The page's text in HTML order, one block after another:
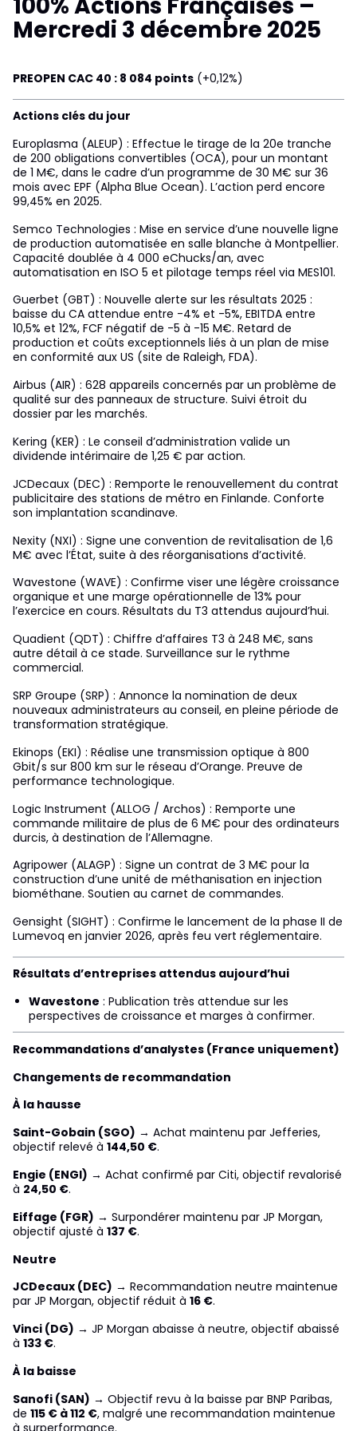
100% Actions Françaises –
Mercredi 3 décembre 2025
PREOPEN CAC 40 : 8 084 points (+0,12%)
Actions clés du jour
Europlasma (ALEUP) : Effectue le tirage de la 20e tranche
de 200 obligations convertibles (OCA), pour un montant
de 1 M€, dans le cadre d’un programme de 30 M€ sur 36
mois avec EPF (Alpha Blue Ocean). L’action perd encore
99,45% en 2025.
Semco Technologies : Mise en service d’une nouvelle ligne
de production automatisée en salle blanche à Montpellier.
Capacité doublée à 4 000 eChucks/an, avec
automatisation en ISO 5 et pilotage temps réel via MES101.
Guerbet (GBT) : Nouvelle alerte sur les résultats 2025 :
baisse du CA attendue entre -4% et -5%, EBITDA entre
10,5% et 12%, FCF négatif de -5 à -15 M€. Retard de
production et coûts exceptionnels liés à un plan de mise
en conformité aux US (site de Raleigh, FDA).
Airbus (AIR) : 628 appareils concernés par un problème de
qualité sur des panneaux de structure. Suivi étroit du
dossier par les marchés.
Kering (KER) : Le conseil d’administration valide un
dividende intérimaire de 1,25 € par action.
JCDecaux (DEC) : Remporte le renouvellement du contrat
publicitaire des stations de métro en Finlande. Conforte
son implantation scandinave.
Nexity (NXI) : Signe une convention de revitalisation de 1,6
M€ avec l’État, suite à des réorganisations d’activité.
Wavestone (WAVE) : Confirme viser une légère croissance
organique et une marge opérationnelle de 13% pour
l’exercice en cours. Résultats du T3 attendus aujourd’hui.
Quadient (QDT) : Chiffre d’affaires T3 à 248 M€, sans
autre détail à ce stade. Surveillance sur le rythme
commercial.
SRP Groupe (SRP) : Annonce la nomination de deux
nouveaux administrateurs au conseil, en pleine période de
transformation stratégique.
Ekinops (EKI) : Réalise une transmission optique à 800
Gbit/s sur 800 km sur le réseau d’Orange. Preuve de
performance technologique.
Logic Instrument (ALLOG / Archos) : Remporte une
commande militaire de plus de 6 M€ pour des ordinateurs
durcis, à destination de l’Allemagne.
Agripower (ALAGP) : Signe un contrat de 3 M€ pour la
construction d’une unité de méthanisation en injection
biométhane. Soutien au carnet de commandes.
Gensight (SIGHT) : Confirme le lancement de la phase II de
Lumevoq en janvier 2026, après feu vert réglementaire.
Résultats d’entreprises attendus aujourd’hui
Wavestone : Publication très attendue sur les
perspectives de croissance et marges à confirmer.
Recommandations d’analystes (France uniquement)
Changements de recommandation
À la hausse
Saint-Gobain (SGO) → Achat maintenu par Jefferies,
objectif relevé à 144,50 €.
Engie (ENGI) → Achat confirmé par Citi, objectif revalorisé
à 24,50 €.
Eiffage (FGR) → Surpondérer maintenu par JP Morgan,
objectif ajusté à 137 €.
Neutre
JCDecaux (DEC) → Recommandation neutre maintenue
par JP Morgan, objectif réduit à 16 €.
Vinci (DG) → JP Morgan abaisse à neutre, objectif abaissé
à 133 €.
À la baisse
Sanofi (SAN) → Objectif revu à la baisse par BNP Paribas,
de 115 € à 112 €, malgré une recommandation maintenue
à surperformance.